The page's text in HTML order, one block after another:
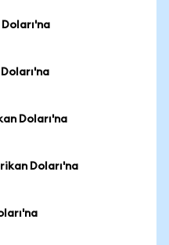
Doları'na
Doları'na